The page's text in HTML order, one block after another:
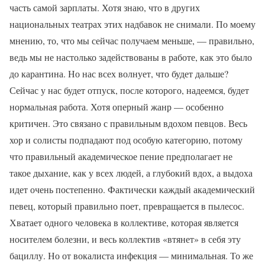
часть самой зарплаты. Хотя знаю, что в других
национальных театрах этих надбавок не снимали. По моему
мнению, то, что мы сейчас получаем меньше, — правильно,
ведь мы не настолько задействованы в работе, как это было
до карантина. Но нас всех волнует, что будет дальше?
Сейчас у нас будет отпуск, после которого, надеемся, будет
нормальная работа. Хотя оперный жанр — особенно
критичен. Это связано с правильным вдохом певцов. Весь
хор и солисты подпадают под особую категорию, потому
что правильный академическое пение предполагает не
такое дыхание, как у всех людей, а глубокий вдох, а выдоха
идет очень постепенно. Фактически каждый академический
певец, который правильно поет, превращается в пылесос.
Хватает одного человека в коллективе, которая является
носителем болезни, и весь коллектив «втянет» в себя эту
бациллу. Но от вокалиста инфекция — минимальная. То же